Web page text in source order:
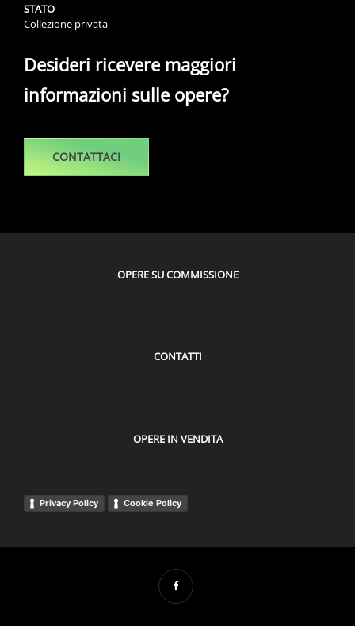
STATO
Collezione privata
Desideri ricevere maggiori
informazioni sulle opere?
CONTATTACI
OPERE SU COMMISSIONE
CONTATTI
OPERE IN VENDITA
Privacy Policy Cookie Policy